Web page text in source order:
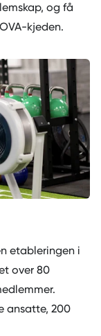
og få
kjeden.
etableringen i
over 80
ansatte, 200